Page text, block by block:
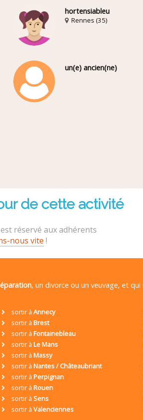
hortensiableu
Rennes (35)
un(e) ancien(ne)
de cette activité
réservé aux adhérents
nous vite !
, un divorce ou un veuvage, et
sortir à Annecy
sortir à Brest
sortir à Fontainebleau
sortir à Le Mans
sortir à Massy
sortir à Nantes / Châteaubriant
sortir à Perpignan
sortir à Rouen
sortir à Sens
sortir à Valenciennes